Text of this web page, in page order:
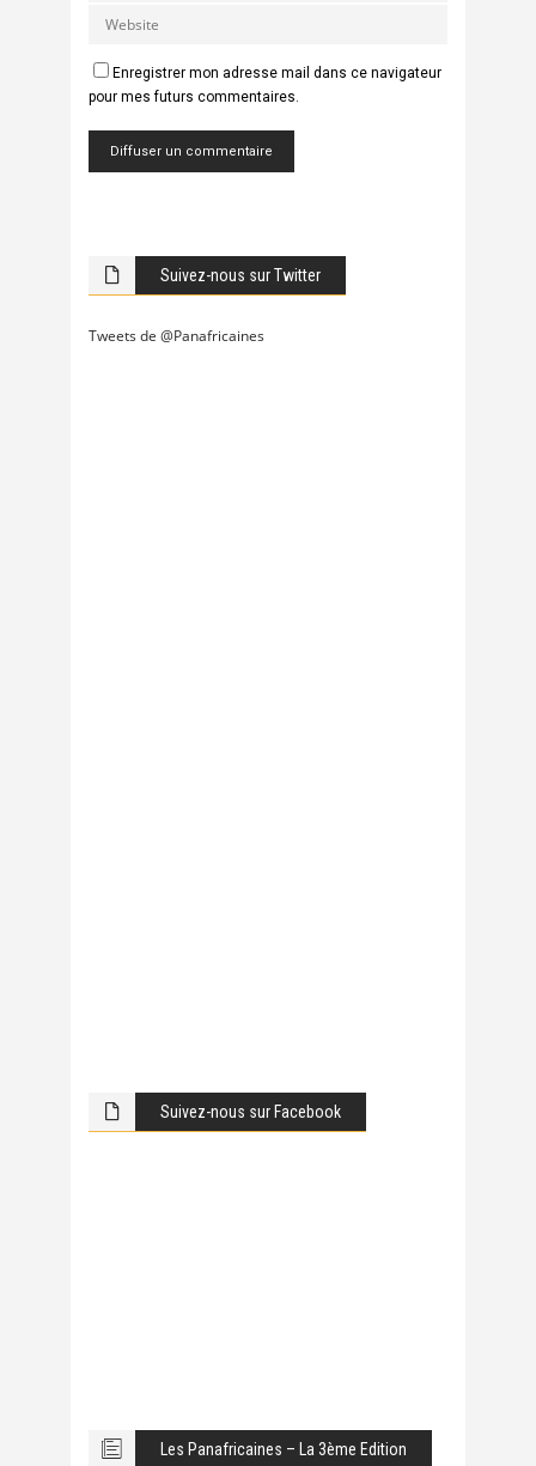
Enregistrer mon adresse mail dans ce navigateur
pour mes futurs commentaires.
Suivez-nous sur Twitter
Tweets de @Panafricaines
Suivez-nous sur Facebook
Les Panafricaines – La 3ème Edition